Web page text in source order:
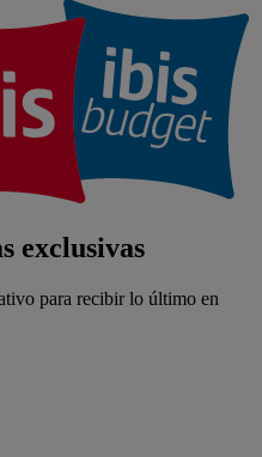
exclusivas
para recibir lo último en